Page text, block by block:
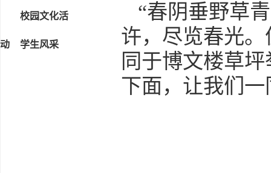
校园文化活
动 学生风采
“春阴垂野草
许，尽览春光
同于博文楼草
下面，让我们